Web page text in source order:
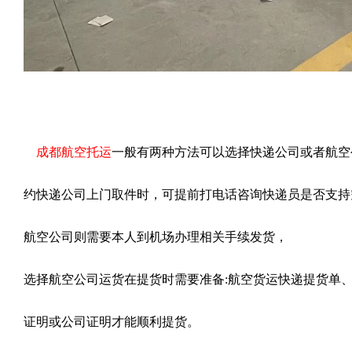
成都航空托运一般有两种方法可以选择快递公司或者航
约快递公司上门取件时，可提前打电话咨询快递员是否支
航空公司则需要本人到机场办理相关手续发货，
选择航空公司运货在提货时需要准备:航空货运快递提货单
证明或公司证明才能顺利提货。